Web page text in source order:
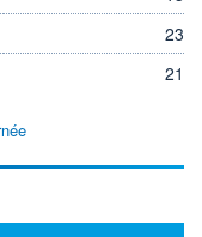
23
21